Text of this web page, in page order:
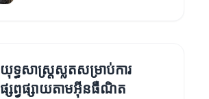
យុទ្ធសាស្ត្រស្លតសម្រាប់ការ
ផ្សព្វផ្សាយតាមអ៊ីនធឺណិត